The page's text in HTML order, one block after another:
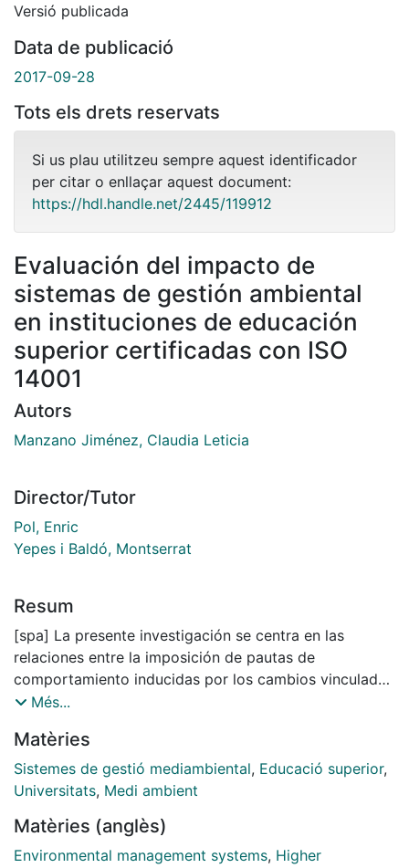
Versió publicada
Data de publicació
2017-09-28
Tots els drets reservats
Si us plau utilitzeu sempre aquest identificador
per citar o enllaçar aquest document:
https://hdl.handle.net/2445/119912
Evaluación del impacto de
sistemas de gestión ambiental
en instituciones de educación
superior certificadas con ISO
14001
Autors
Manzano Jiménez, Claudia Leticia
Director/Tutor
Pol, Enric
Yepes i Baldó, Montserrat
Resum
[spa] La presente investigación se centra en las
relaciones entre la imposición de pautas de
comportamiento inducidas por los cambios vinculados
a la implantación de un SGA y su efecto en el
trabajadores. El análisis se realizó través de la
comparación entre trabajadores docentes y no
docentes de universidades mexicanas certificadas en
una metodología mixta, a partir de entrevistas y tres
escalas: Auditoría del sistema Humano (ASH), Escala
Més...
Matèries
Sistemes de gestió mediambiental, Educació superior,
Universitats, Medi ambient
Matèries (anglès)
Environmental management systems, Higher